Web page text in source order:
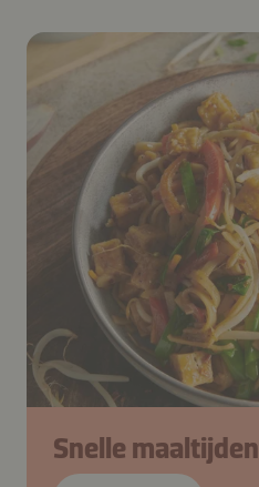
Snelle maaltijden